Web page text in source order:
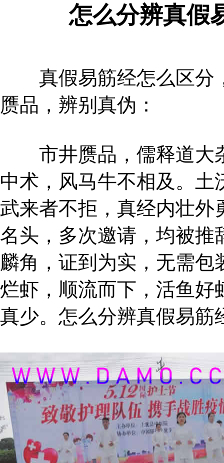
怎么分辨真假
真假易筋经怎么区分
赝品，辨别真伪：
市井赝品，儒释道大
中术，风马牛不相及。
武来者不拒，真经内壮外
名头，多次邀请，均被推
麟角，证到为实，无需
烂虾，顺流而下，活鱼好
真少。怎么分辨真假易筋